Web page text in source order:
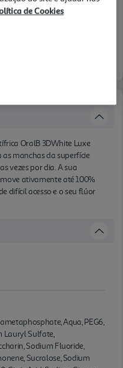
OralB 3DWhite Luxe
manchas da superfície
vezes por dia. A sua
ativamente até 100%
difícil acesso e o seu flúor
Aqua, PEG6,
Lauryl Sulfate,
Sodium Fluoride,
Sucralose, Sodium
de Cookies